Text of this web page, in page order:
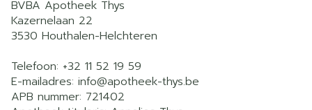
BVBA Apotheek Thys
Kazernelaan 22
3530 Houthalen-Helchteren
Telefoon: +32 11 52 19 59
E-mailadres: info@apotheek-thys.be
APB nummer: 721402